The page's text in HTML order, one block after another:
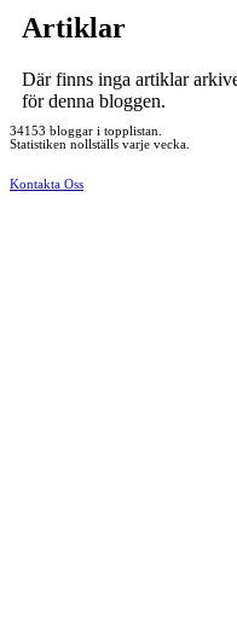
Artiklar
Där finns inga artiklar
för denna bloggen.
34153 bloggar i topplistan.
Statistiken nollställs varje vecka.
Kontakta Oss